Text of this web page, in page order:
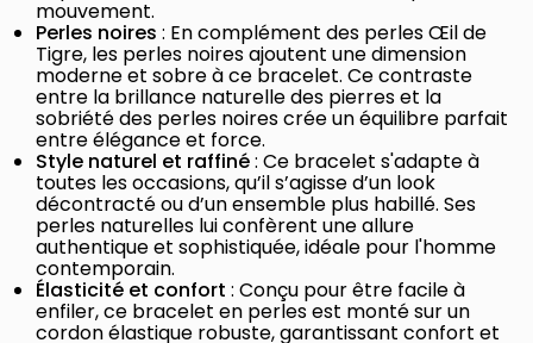
mouvement.
Perles noires : En complément des perles Œil de
Tigre, les perles noires ajoutent une dimension
moderne et sobre à ce bracelet. Ce contraste
entre la brillance naturelle des pierres et la
sobriété des perles noires crée un équilibre parfait
entre élégance et force.
Style naturel et raffiné: Ce bracelet s'adapte à
toutes les occasions, qu’il s’agisse d’un look
décontracté ou d’un ensemble plus habillé. Ses
perles naturelles lui confèrent une allure
authentique et sophistiquée, idéale pour l'homme
contemporain.
Élasticité et confort : Conçu pour être facile à
enfiler, ce bracelet en perles est monté sur un
cordon élastique robuste, garantissant confort et